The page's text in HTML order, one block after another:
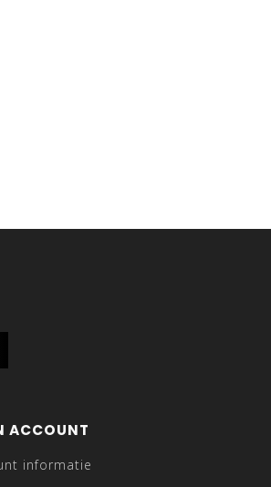
ACCOUNT
informatie